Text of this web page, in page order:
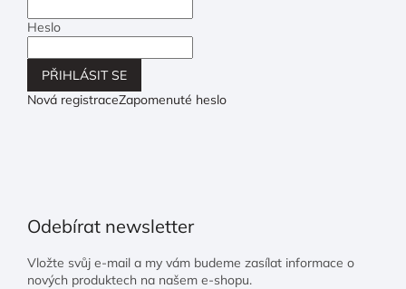
Heslo
PŘIHLÁSIT SE
Nová registraceZapomenuté heslo
Odebírat newsletter
Vložte svůj e-mail a my vám budeme zasílat informace o
nových produktech na našem e-shopu.